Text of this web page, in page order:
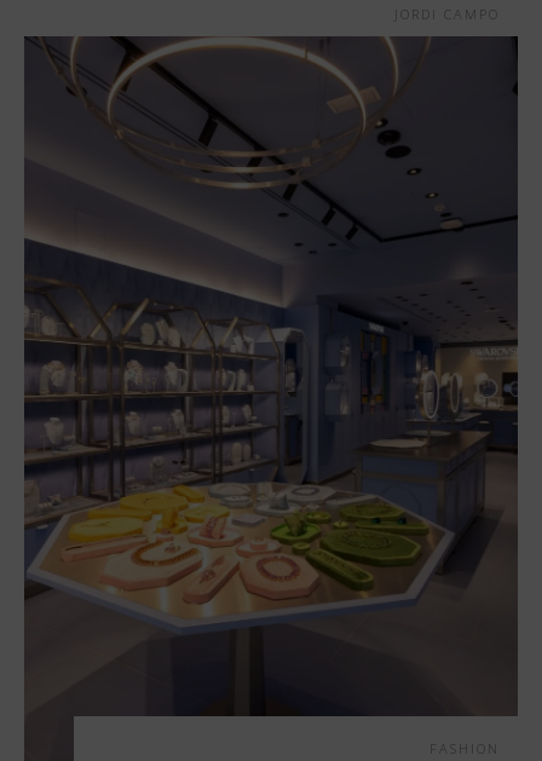
JORDI CAMPO
FASHION